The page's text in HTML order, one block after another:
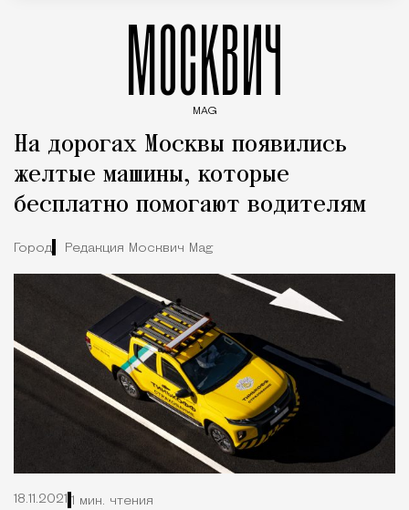
МОСКВИЧ
MAG
На дорогах Москвы появились
желтые машины, которые
бесплатно помогают водителям
Город Редакция Москвич Mag
18.11.2021 1 мин. чтения